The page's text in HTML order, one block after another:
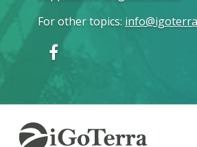
For other topics: